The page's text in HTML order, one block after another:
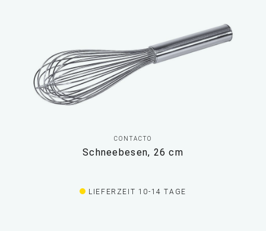
CONTACTO
Schneebesen, 26 cm
LIEFERZEIT 10-14 TAGE